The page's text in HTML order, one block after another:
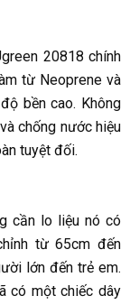
20818 chính
từ Neoprene và
bền cao. Không
chống nước hiệu
tuyệt đối.
cần lo liệu nó có
từ 65cm đến
lớn đến trẻ em.
có một chiếc dây